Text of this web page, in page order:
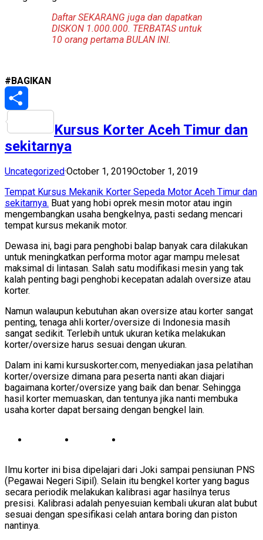
Daftar SEKARANG juga dan dapatkan
DISKON 1.000.000. TERBATAS untuk
10 orang pertama BULAN INI.
#BAGIKAN
Kursus Korter Aceh Timur dan
sekitarnya
Uncategorized·October 1, 2019October 1, 2019
Tempat Kursus Mekanik Korter Sepeda Motor Aceh Timur dan
sekitarnya. Buat yang hobi oprek mesin motor atau ingin
mengembangkan usaha bengkelnya, pasti sedang mencari
tempat kursus mekanik motor.
Dewasa ini, bagi para penghobi balap banyak cara dilakukan
untuk meningkatkan performa motor agar mampu melesat
maksimal di lintasan. Salah satu modifikasi mesin yang tak
kalah penting bagi penghobi kecepatan adalah oversize atau
korter.
Namun walaupun kebutuhan akan oversize atau korter sangat
penting, tenaga ahli korter/oversize di Indonesia masih
sangat sedikit. Terlebih untuk ukuran ketika melakukan
korter/oversize harus sesuai dengan ukuran.
Dalam ini kami kursuskorter.com, menyediakan jasa pelatihan
korter/oversize dimana para peserta nanti akan diajari
bagaimana korter/oversize yang baik dan benar. Sehingga
hasil korter memuaskan, dan tentunya jika nanti membuka
usaha korter dapat bersaing dengan bengkel lain.
Ilmu korter ini bisa dipelajari dari Joki sampai pensiunan PNS
(Pegawai Negeri Sipil). Selain itu bengkel korter yang bagus
secara periodik melakukan kalibrasi agar hasilnya terus
presisi. Kalibrasi adalah penyesuian kembali ukuran alat bubut
sesuai dengan spesifikasi celah antara boring dan piston
nantinya.